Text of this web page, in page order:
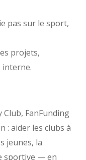
pas sur le sport,
projets,
interne.
Club, FanFunding
: aider les clubs à
jeunes, la
sportive — en